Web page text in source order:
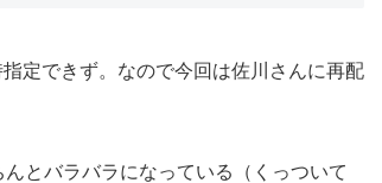
定できず。なので今回は佐川さんに再配
とバラバラになっている（くっついて